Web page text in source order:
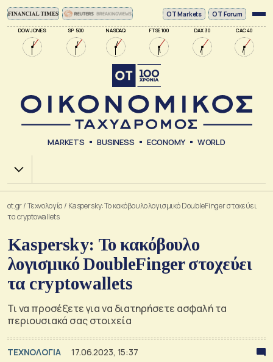
DOW JONES SP 500 NASDAQ FTSE 100 DAX 30 CAC 40
ΟΤ Markets OT Forum
MARKETS BUSINESS ECONOMY WORLD
Χ.Α.
ot.gr/Τεχνολογία / Kaspersky: Το κακόβουλο λογισμικό DoubleFinger στοχεύει
τα cryptowallets
Kaspersky: Το κακόβουλο
λογισμικό DoubleFinger στοχεύει
τα cryptowallets
Τι να προσέξετε για να διατηρήσετε ασφαλή τα
περιουσιακά σας στοιχεία
ΤΕΧΝΟΛΟΓΙΑ 17.06.2023, 15:37